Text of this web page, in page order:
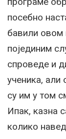
посебно
бавили овом
појединим
спроведе и
ученика, али
су им у том
Ипак, казна
колико